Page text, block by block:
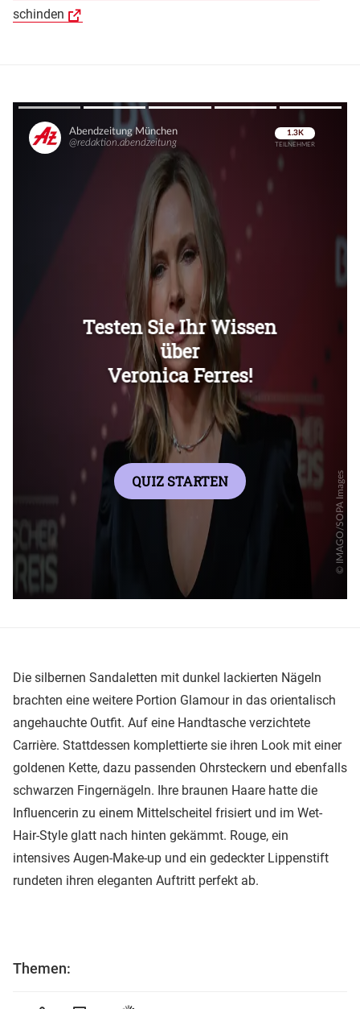
schinden
Überspringen
Die silbernen Sandaletten mit dunkel lackierten Nägeln
brachten eine weitere Portion Glamour in das orientalisch
angehauchte Outfit. Auf eine Handtasche verzichtete
Carrière. Stattdessen komplettierte sie ihren Look mit einer
goldenen Kette, dazu passenden Ohrsteckern und ebenfalls
schwarzen Fingernägeln. Ihre braunen Haare hatte die
Influencerin zu einem Mittelscheitel frisiert und im Wet-
Hair-Style glatt nach hinten gekämmt. Rouge, ein
intensives Augen-Make-up und ein gedeckter Lippenstift
rundeten ihren eleganten Auftritt perfekt ab.
Themen: